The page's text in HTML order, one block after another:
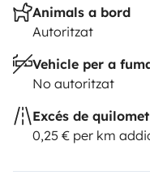
Animals a bord
Autoritzat
Vehicle per a
No autoritzat
Excés de
0,25 € per km